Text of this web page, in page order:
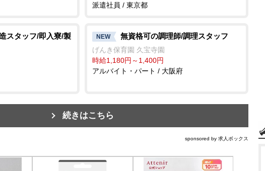
派遣社員 / 東京都
スタッフ/即入寮/製
NEW 無資格可の調理師/調理スタッフ
げんき保育園 久宝寺園
時給1,180円～1,400円
アルバイト・パート / 大阪府
続きはこちら
sponsored by 求人ボックス